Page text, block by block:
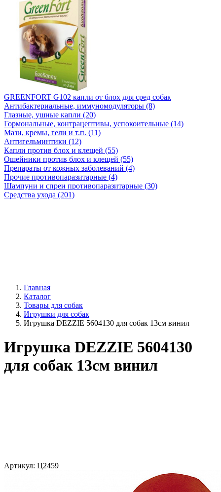
GREENFORT G102 капли от блох для сред собак
Антибактериальные, иммуномодуляторы (8)
Глазные, ушные капли (20)
Гормональные, контрацептивы, успокоительные (14)
Мази, кремы, гели и т.п. (11)
Антигельминтики (12)
Капли против блох и клещей (55)
Ошейники против блох и клещей (55)
Препараты от кожных заболеваний (4)
Прочие противопаразитарные (4)
Шампуни и спреи противопаразитарные (30)
Средства ухода (201)
Главная
Каталог
Товары для собак
Игрушки для собак
Игрушка DEZZIE 5604130 для собак 13см винил
Игрушка DEZZIE 5604130
для собак 13см винил
Артикул: Ц2459